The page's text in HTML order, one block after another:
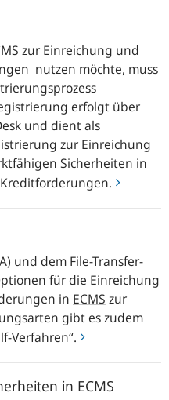
zur Einreichung und
nutzen möchte, muss
erfolgt über
und dient als
zur Einreichung
Sicherheiten in
) und dem File-Transfer-
für die Einreichung
in ECMS zur
gibt es zudem
-Verfahren“.
in ECMS